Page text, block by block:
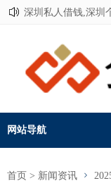
深圳私人借钱,深圳
网站导航
首页 > 新闻资讯